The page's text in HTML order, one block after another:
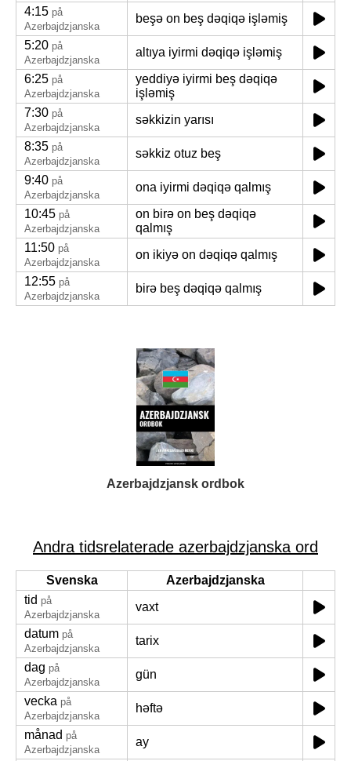
4:15 på
Azerbajdzjanska
beşə on beş dəqiqə işləmiş
5:20 på
Azerbajdzjanska
altıya iyirmi dəqiqə işləmiş
6:25 på
Azerbajdzjanska
yeddiyə iyirmi beş dəqiqə
işləmiş
7:30 på
Azerbajdzjanska
səkkizin yarısı
8:35 på
Azerbajdzjanska
səkkiz otuz beş
9:40 på
Azerbajdzjanska
ona iyirmi dəqiqə qalmış
10:45 på
Azerbajdzjanska
on birə on beş dəqiqə
qalmış
11:50 på
Azerbajdzjanska
on ikiyə on dəqiqə qalmış
12:55 på
Azerbajdzjanska
birə beş dəqiqə qalmış
Azerbajdzjansk ordbok
Andra tidsrelaterade azerbajdzjanska ord
Svenska
Azerbajdzjanska
tid på
Azerbajdzjanska
vaxt
datum på
Azerbajdzjanska
tarix
dag på
Azerbajdzjanska
gün
vecka på
Azerbajdzjanska
həftə
månad på
Azerbajdzjanska
ay